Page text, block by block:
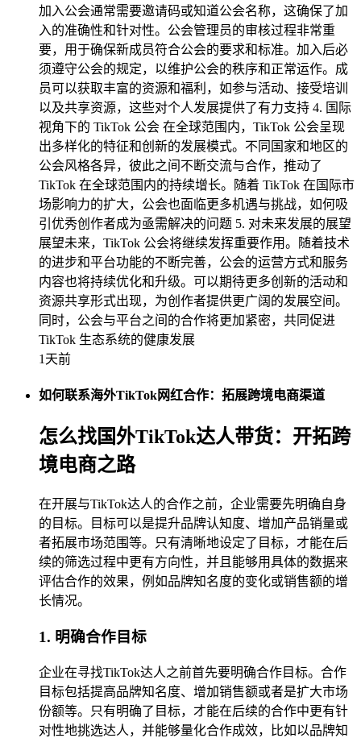
加入公会通常需要邀请码或知道公会名称，这确保了加
入的准确性和针对性。公会管理员的审核过程非常重
要，用于确保新成员符合公会的要求和标准。加入后必
须遵守公会的规定，以维护公会的秩序和正常运作。成
员可以获取丰富的资源和福利，如参与活动、接受培训
以及共享资源，这些对个人发展提供了有力支持 4. 国际
视角下的 TikTok 公会 在全球范围内，TikTok 公会呈现
出多样化的特征和创新的发展模式。不同国家和地区的
公会风格各异，彼此之间不断交流与合作，推动了
TikTok 在全球范围内的持续增长。随着 TikTok 在国际市
场影响力的扩大，公会也面临更多机遇与挑战，如何吸
引优秀创作者成为亟需解决的问题 5. 对未来发展的展望
展望未来，TikTok 公会将继续发挥重要作用。随着技术
的进步和平台功能的不断完善，公会的运营方式和服务
内容也将持续优化和升级。可以期待更多创新的活动和
资源共享形式出现，为创作者提供更广阔的发展空间。
同时，公会与平台之间的合作将更加紧密，共同促进
TikTok 生态系统的健康发展
1天前
如何联系海外TikTok网红合作：拓展跨境电商渠道
怎么找国外TikTok达人带货：开拓跨
境电商之路
在开展与TikTok达人的合作之前，企业需要先明确自身
的目标。目标可以是提升品牌认知度、增加产品销量或
者拓展市场范围等。只有清晰地设定了目标，才能在后
续的筛选过程中更有方向性，并且能够用具体的数据来
评估合作的效果，例如品牌知名度的变化或销售额的增
长情况。
1. 明确合作目标
企业在寻找TikTok达人之前首先要明确合作目标。合作
目标包括提高品牌知名度、增加销售额或者是扩大市场
份额等。只有明确了目标，才能在后续的合作中更有针
对性地挑选达人，并能够量化合作成效，比如以品牌知